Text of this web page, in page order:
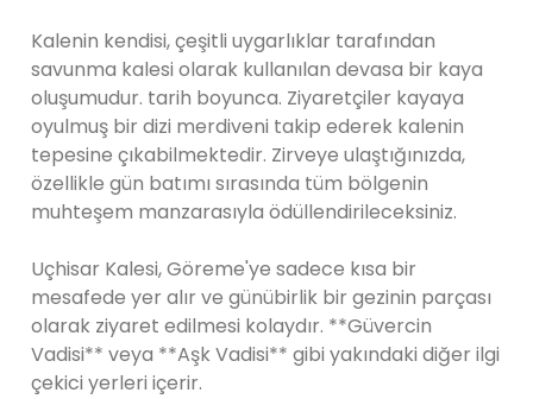
Kalenin kendisi, çeşitli uygarlıklar tarafından
savunma kalesi olarak kullanılan devasa bir kaya
oluşumudur. tarih boyunca. Ziyaretçiler kayaya
oyulmuş bir dizi merdiveni takip ederek kalenin
tepesine çıkabilmektedir. Zirveye ulaştığınızda,
özellikle gün batımı sırasında tüm bölgenin
muhteşem manzarasıyla ödüllendirileceksiniz.
Uçhisar Kalesi, Göreme'ye sadece kısa bir
mesafede yer alır ve günübirlik bir gezinin parçası
olarak ziyaret edilmesi kolaydır. **Güvercin
Vadisi** veya **Aşk Vadisi** gibi yakındaki diğer ilgi
çekici yerleri içerir.